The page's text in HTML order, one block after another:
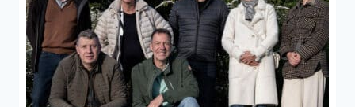
LUNTERSCHE
BUURTBOSCH